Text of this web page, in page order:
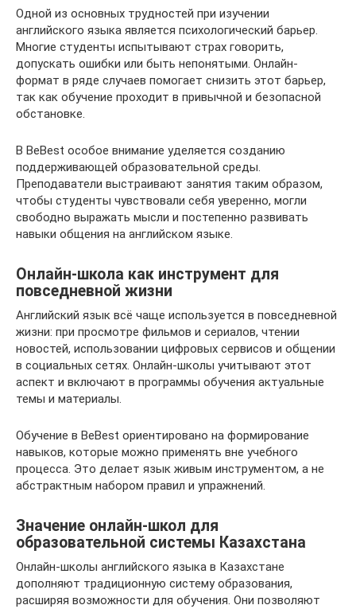
Одной из основных трудностей при изучении
английского языка является психологический барьер.
Многие студенты испытывают страх говорить,
допускать ошибки или быть непонятыми. Онлайн-
формат в ряде случаев помогает снизить этот барьер,
так как обучение проходит в привычной и безопасной
обстановке.
В BeBest особое внимание уделяется созданию
поддерживающей образовательной среды.
Преподаватели выстраивают занятия таким образом,
чтобы студенты чувствовали себя уверенно, могли
свободно выражать мысли и постепенно развивать
навыки общения на английском языке.
Онлайн-школа как инструмент для
повседневной жизни
Английский язык всё чаще используется в повседневной
жизни: при просмотре фильмов и сериалов, чтении
новостей, использовании цифровых сервисов и общении
в социальных сетях. Онлайн-школы учитывают этот
аспект и включают в программы обучения актуальные
темы и материалы.
Обучение в BeBest ориентировано на формирование
навыков, которые можно применять вне учебного
процесса. Это делает язык живым инструментом, а не
абстрактным набором правил и упражнений.
Значение онлайн-школ для
образовательной системы Казахстана
Онлайн-школы английского языка в Казахстане
дополняют традиционную систему образования,
расширяя возможности для обучения. Они позволяют